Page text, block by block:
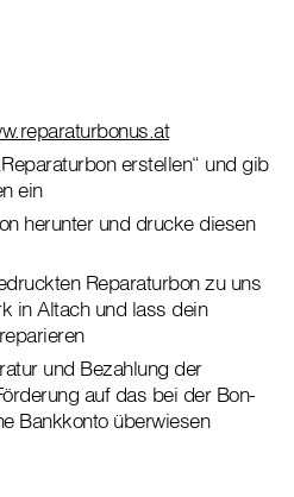
erstellen“ und gib
ein
herunter und drucke diesen
Reparaturbon zu uns
in Altach und lass dein
und Bezahlung der
auf das bei der Bon-
Bankkonto überwiesen